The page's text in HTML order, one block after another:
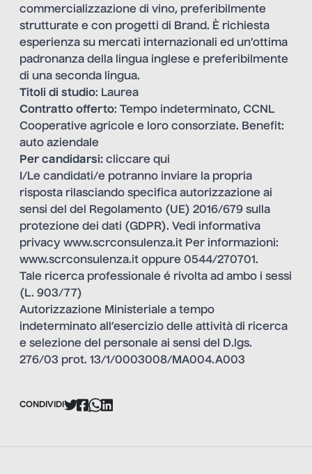
commercializzazione di vino, preferibilmente
strutturate e con progetti di Brand. È richiesta
esperienza su mercati internazionali ed un’ottima
padronanza della lingua inglese e preferibilmente
di una seconda lingua.
Titoli di studio: Laurea
Contratto offerto: Tempo indeterminato, CCNL
Cooperative agricole e loro consorziate. Benefit:
auto aziendale
Per candidarsi: cliccare qui
I/Le candidati/e potranno inviare la propria
risposta rilasciando specifica autorizzazione ai
sensi del del Regolamento (UE) 2016/679 sulla
protezione dei dati (GDPR). Vedi informativa
privacy www.scrconsulenza.it Per informazioni:
www.scrconsulenza.it oppure 0544/270701.
Tale ricerca professionale é rivolta ad ambo i sessi
(L. 903/77)
Autorizzazione Ministeriale a tempo
indeterminato all’esercizio delle attività di ricerca
e selezione del personale ai sensi del D.lgs.
276/03 prot. 13/1/0003008/MA004.A003
CONDIVIDI